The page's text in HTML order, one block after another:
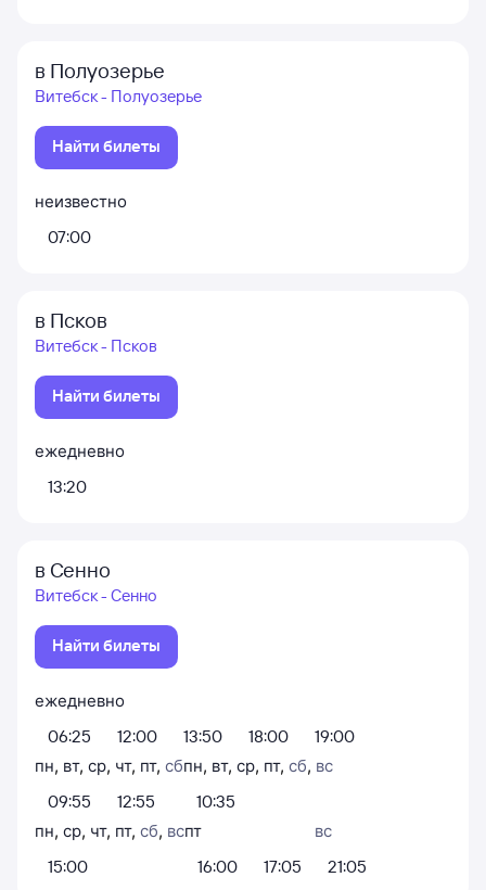
в Полуозерье
Витебск - Полуозерье
Найти билеты
неизвестно
07:00
в Псков
Витебск - Псков
Найти билеты
ежедневно
13:20
в Сенно
Витебск - Сенно
Найти билеты
ежедневно
06:25
12:00 13:50 18:00
19:00
пн, вт, ср, чт, пт, сб
09:55
12:55
пн, вт, ср, пт, сб, вс
10:35
пн, ср, чт, пт, сб, вс
15:00
пт
16:00
17:05
вс
21:05